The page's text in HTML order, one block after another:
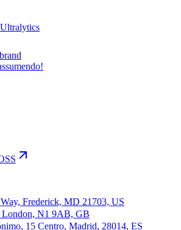
Frederick, MD 21703, US
London, N1 9AB, GB
15 Centro, Madrid, 28014, ES